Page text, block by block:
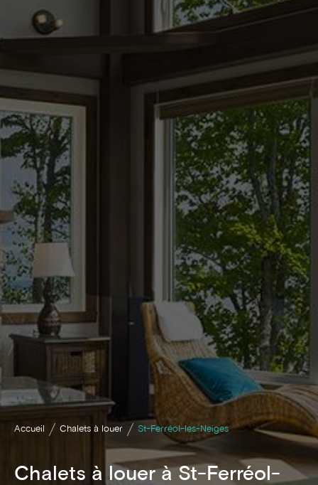
Accueil Chalets à louer St-Ferréol-les-Neiges
Chalets à louer à St-Ferréol-